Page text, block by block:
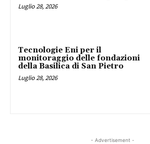
Luglio 28, 2026
Tecnologie Eni per il
monitoraggio delle fondazioni
della Basilica di San Pietro
Luglio 28, 2026
- Advertisement -